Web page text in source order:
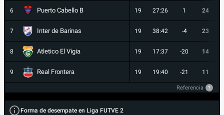
6 Puerto Cabello B 19 27:26 1 24
7 Inter de Barinas 19 38:42 -4 23
8 Atletico El Vigia 19 17:37 -20 14
9 Real Frontera 19 19:40 -21 11
Referencia ?
Forma de desempate en Liga FUTVE 2